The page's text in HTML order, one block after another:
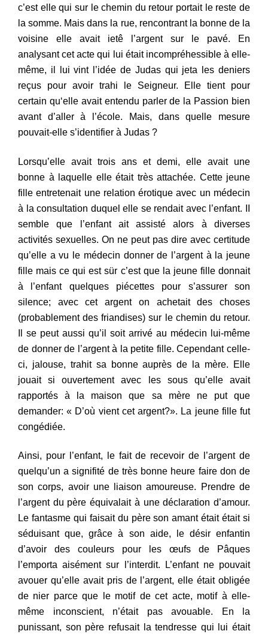
c’est elle qui sur le chemin du retour portait le reste de
a somme. Mais dans la rue, rencontrant la bonne de la
voisine el e avait ietê
l’argent sur le pavé. En
analysant cet acte qui lui était incompréhessible à elle-
même, il lui vint l’idée de Judas qui jeta
les deniers
reçus pour avoir trahi le Seigneur. Elle tient pour
certain qu‘elle avait entendu parler de la Passion bien
avant d’allerà l’école. Mais, dans quelle mesure
pouvait-elle s’identifier à Judas ?
Lorsqu’elle avait trois ans et demi, elle avait une
bonne à laquelle elle était très attachée. Cette jeune
fi lle entretenait une relation érotique avec un médecin
à la consu ltation duquel elle se rendait avec l’enfant. II
semble que l’enfant ait assisté alors à diverses
activités sexuelles. On ne peut pas dire avec certitude
qu’e lle a vu
le médecin donner de l’argent à la jeune
fill e mais ce qui est sür c’est que la jeune fille donnait
à
l’enfant quelques piécettes pour s’assurer son
silence; avec cet argent on achetait des choses
(probablement des friandises) sur le chemin du retour.
Il se peut aussi qu’il soit arrivé au médecin
lui-même
de donner de l’argent à la petite fille.Cependant celle-
ci, jalouse, trahit sa bonne auprès de la mère. Elle
jouait si ouvertement avec les sous qu’elle avait
rapportés à la maison que sa mère ne put que
demander:« D’où vient cet argent?». La jeune fill efut
congédiée.
Ainsi, pour l’enfant, le fait de recevoir de l’argent de
quelqu’un a signifité de très bonne heure faire don de
son corps, avoir une liaison amoureuse. Prendre de
l’argent du père équivalait à une déclaration d’amour.
Le fantasme qui faisait du père son amant étaitétait si
séduisant que,grâce à son aide, le désir enfantin
d’avoir des couleurs pour
es œufs de Pâques
l’emporta aisément sur l’interdit. L’enfant ne pouvait
avouer qu’elle avait pris de l’argent, elle était obligée
de nier parce que le motif de cet acte, motif à elle-
même inconscient, n’était pas avouable. En la
punissant, son père refusait la tendresse qui l ui était